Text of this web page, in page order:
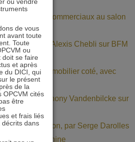
Finance
Patrimonia
A11)
gérants et commerciaux au salon
A11)
: interview d’Alexis Chebli sur BFM
sur l’immobilier coté, avec
d’Anthony Vandenbilcke sur
une allocation, par Serge Darolles
Paris Dauphine
de vous
avant toute
Toute
ou
doit se faire
et après
du DICI, qui
le présent
de la
OPCVM cités
être
et frais liés
décrits dans